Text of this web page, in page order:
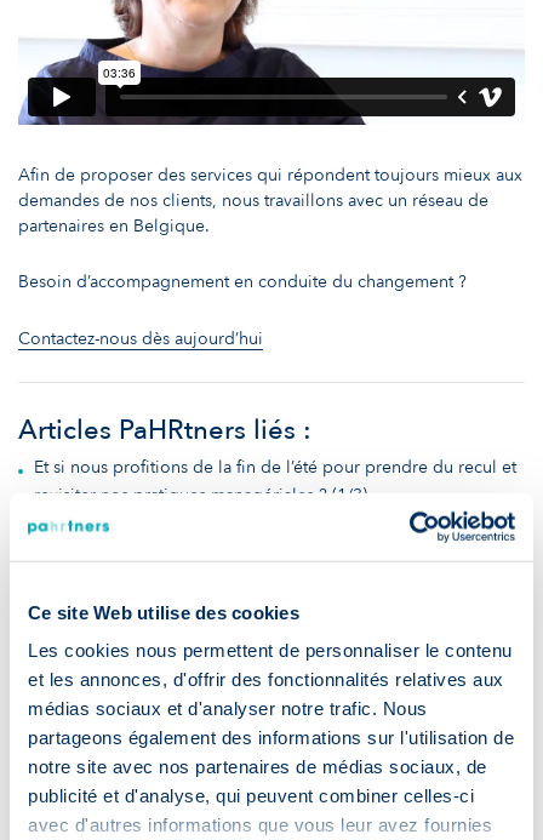
Ce site Web utilise des cookies
Les cookies nous permettent de personnaliser le contenu
et les annonces, d'offrir des fonctionnalités relatives aux
médias sociaux et d'analyser notre trafic. Nous
partageons également des informations sur l'utilisation de
notre site avec nos partenaires de médias sociaux, de
publicité et d'analyse, qui peuvent combiner celles-ci
avec d'autres informations que vous leur avez fournies
Afin de proposer des services qui répondent toujours mieux aux
demandes de nos clients, nous travaillons avec un réseau de
partenaires en Belgique.
Besoin d’accompagnement en conduite du changement ?
Contactez-nous dès aujourd’hui
Articles PaHRtners liés :
Et si nous profitions de la fin de l’été pour prendre du recul et
revisiter nos pratiques managériales ? (1/3)
Continuons à profiter de l’été pour prendre du recul et
et revisiter nos pratiques managériales. (3/3)
Pour vous tenir au courant de l’actualité RH, de nos offres
d’emploi et autres sujets liés aux secteurs des sciences de la vie
et de l’industrie, rejoignez-nous vite surLinkedIn ou visitez le
reste de notresite web !